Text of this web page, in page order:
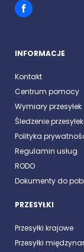
INFORMACJE
Kontakt
Centrum pomocy
Wymiary przesyłek
Śledzenie przesyłek
Polityka
Regulamin usług
RODO
Dokumenty do
PRZESYŁKI
Przesyłki krajowe
Przesyłki